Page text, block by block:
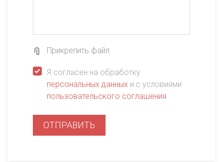
Прикрепить файл
Я согласен на обработку
персональных данных и с условиями
пользовательского соглашения
ОТПРАВИТЬ